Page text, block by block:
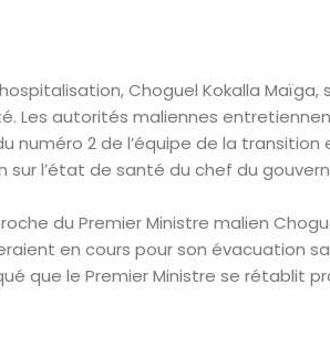
Choguel Kokalla Maïga,
Les autorités maliennes
numéro 2 de l’équipe de la transition
sur l’état de santé du chef du
du Premier Ministre malien
en cours pour son évacuation
que le Premier Ministre se rétablit